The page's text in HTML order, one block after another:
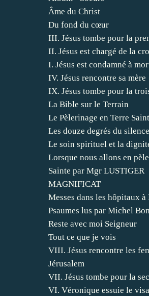
Âme du Christ
Du fond du cœur
III. Jésus tombe pour la
II. Jésus est chargé de la
I. Jésus est condamné à
IV. Jésus rencontre sa mère
IX. Jésus tombe pour la
La Bible sur le Terrain
Le Pèlerinage en Terre
Les douze degrés du silence
Le soin spirituel et la
Lorsque nous allons en
Sainte par Mgr LUSTIGER
MAGNIFICAT
Messes dans les hôpitaux à
Psaumes lus par Michel
Reste avec moi Seigneur
Tout ce que je vois
VIII. Jésus rencontre les
Jérusalem
VII. Jésus tombe pour la
VI. Véronique essuie le